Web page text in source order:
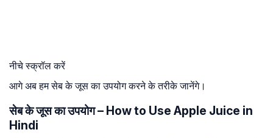
नीचे स्क्रॉल करें
आगे अब हम सेब के जूस का उपयोग करने के तरीके जानेंगे।
सेब के जूस का उपयोग – How to Use Apple Juice in
Hindi